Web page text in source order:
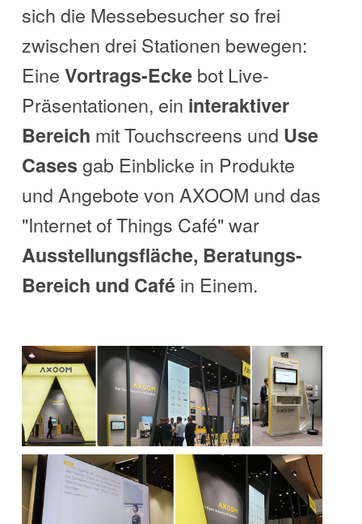
sich die Messebesucher so frei
zwischen drei Stationen bewegen:
Eine Vortrags-Eckebot Live-
Präsentationen, ein interaktiver
Bereich mit Touchscreens und Use
Cases gab Einblicke in Produkte
und Angebote von AXOOM und das
"Internet of Things Café" war
Ausstellungsfläche, Beratungs-
Bereich und Caféin Einem.